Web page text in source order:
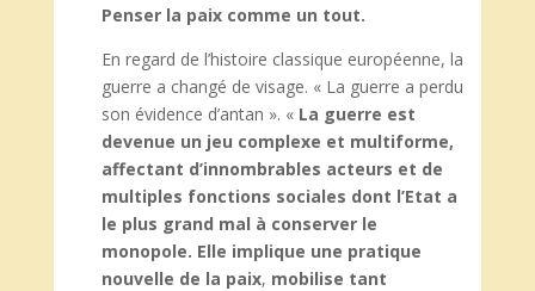
Penser la paix comme un tout.
En regard de l’histoire classique européenne, la
guerre a changé de visage. « La guerre a perdu
son évidence d’antan ». « La guerre est
devenue un jeu complexe et multiforme,
affectant d’innombrables acteurs et de
multiples fonctions sociales dont l’Etat a
le plus grand mal à conserver le
monopole. Elle implique une pratique
nouvelle de la paix, mobilise tant